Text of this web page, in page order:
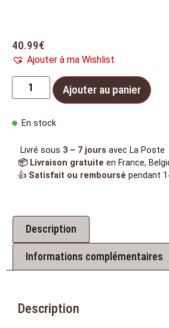
40.99€
Ajouter à ma Wishlist
Ajouter au panier
En stock
Livré sous 3 – 7 jours avec La Poste
📦 Livraison gratuite en France,
👍 Satisfait ou remboursé pendant
Description
Informations complémentaires
Description